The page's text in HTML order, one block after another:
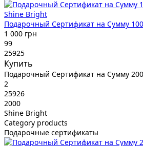
Shine Bright
Подарочный Сертификат на Сумму
1 000 грн
99
25925
Купить
Подарочный Сертификат на Сумму
2
25926
2000
Shine Bright
Category products
Подарочные сертификаты